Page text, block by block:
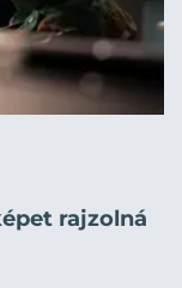
rajzolná